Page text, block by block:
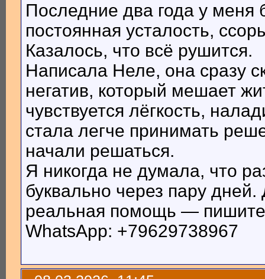
Последние два года у
постоянная усталость,
Казалось, что всё рушится.
Написала Неле, она сразу
негатив, который мешает
чувствуется лёгкость,
стала легче принимать
начали решаться.
Я никогда не думала, что
буквально через пару
реальная помощь —
WhatsApp: +79629738967